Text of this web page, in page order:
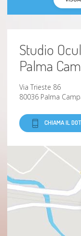
Studio
Palma
Via Trieste 86
80036 Palma
CHIAMA IL